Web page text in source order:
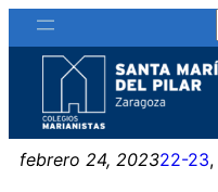
Saltar
al
contenido
febrero 24, 202322-23,